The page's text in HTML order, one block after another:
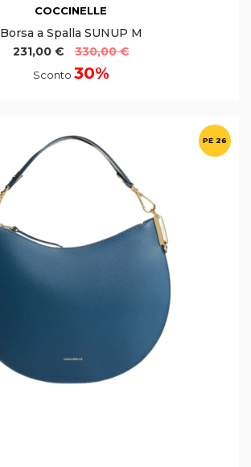
COCCINELLE
Borsa a Spalla SUNUP M
231,00 €
330,00 €
Sconto 30%
PE 26